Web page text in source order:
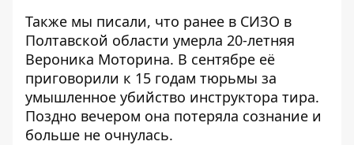
Также мы писали, что ранее в СИЗО в
Полтавской области умерла 20-летняя
Вероника Моторина. В сентябре её
приговорили к 15 годам тюрьмы за
умышленное убийство инструктора тира.
Поздно вечером она потеряла сознание и
больше не очнулась.